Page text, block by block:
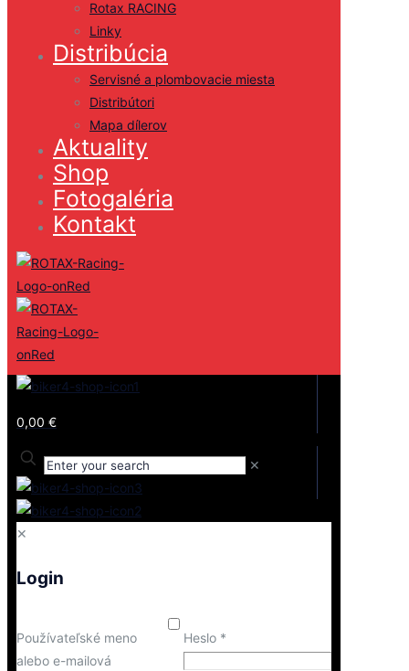
Rotax RACING
Linky
Distribúcia
Servisné a plombovacie miesta
Distribútori
Mapa dílerov
Aktuality
Shop
Fotogaléria
Kontakt
0,00 €
✕
✕
Login
Používateľské meno
alebo e-mailová
Heslo *